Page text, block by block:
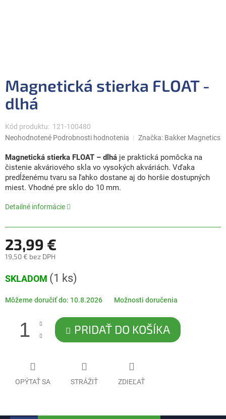
Magnetická stierka FLOAT -
dlhá
Kód produktu: 121-100480
Priemerné
produktu
je
0,0
z
hviezdičiek.
Neohodnotené Podrobnosti hodnotenia Značka: Bakker Magnetics
Magnetická stierka FLOAT – dlhá je praktická pomôcka na
čistenie akváriového skla vo vysokých akváriách. Vďaka
predĺženému tvaru sa ľahko dostane aj do horšie dostupných
miest. Vhodné pre sklo do 10 mm.
Detailné informácie
23,99 €
19,50 € bez DPH
cena:
SKLADOM (1 ks)
Môžeme doručiť do: 10.8.2026 Možnosti doručenia
PRIDAŤ DO KOŠÍKA
OPÝTAŤ SA STRÁŽIŤ ZDIEĽAŤ